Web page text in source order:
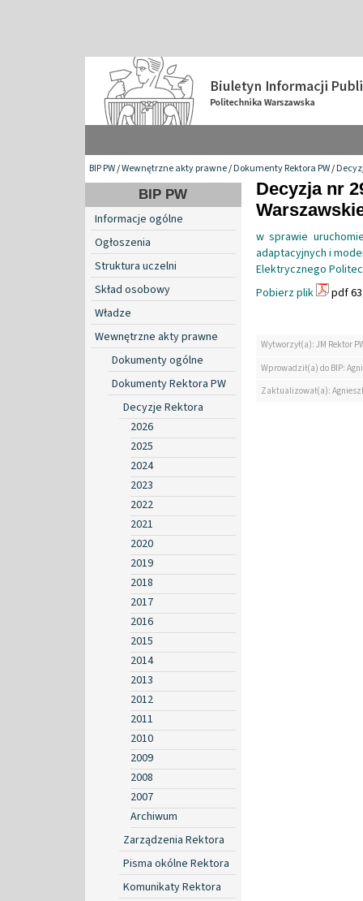
BIP PW/Wewnętrzne akty prawne/Dokumenty Rektora PW/
BIP PW
Informacje ogólne
Ogłoszenia
Struktura uczelni
Skład osobowy
Władze
Wewnętrzne akty prawne
Dokumenty ogólne
Dokumenty Rektora PW
Decyzje Rektora
2026
2025
2024
2023
2022
2021
2020
2019
2018
2017
2016
2015
2014
2013
2012
2011
2010
2009
2008
2007
Archiwum
Zarządzenia Rektora
Pisma okólne Rektora
Komunikaty Rektora
Decyzja nr
w sprawie
adaptacyjnych i
Elektrycznego
Pobierz plik
pdf
Wytworzył(a): JM Rektor
Wprowadził(a) do BIP:
Zaktualizował(a):